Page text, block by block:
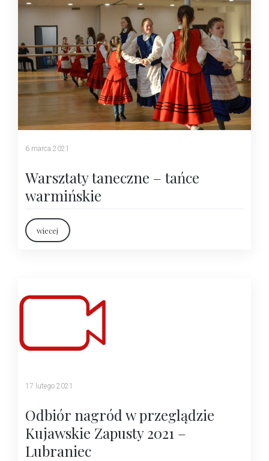
6 marca 2021
Warsztaty taneczne – tańce
warmińskie
wiecej
17 lutego 2021
Odbiór nagród w przeglądzie
Kujawskie Zapusty 2021 –
Lubraniec